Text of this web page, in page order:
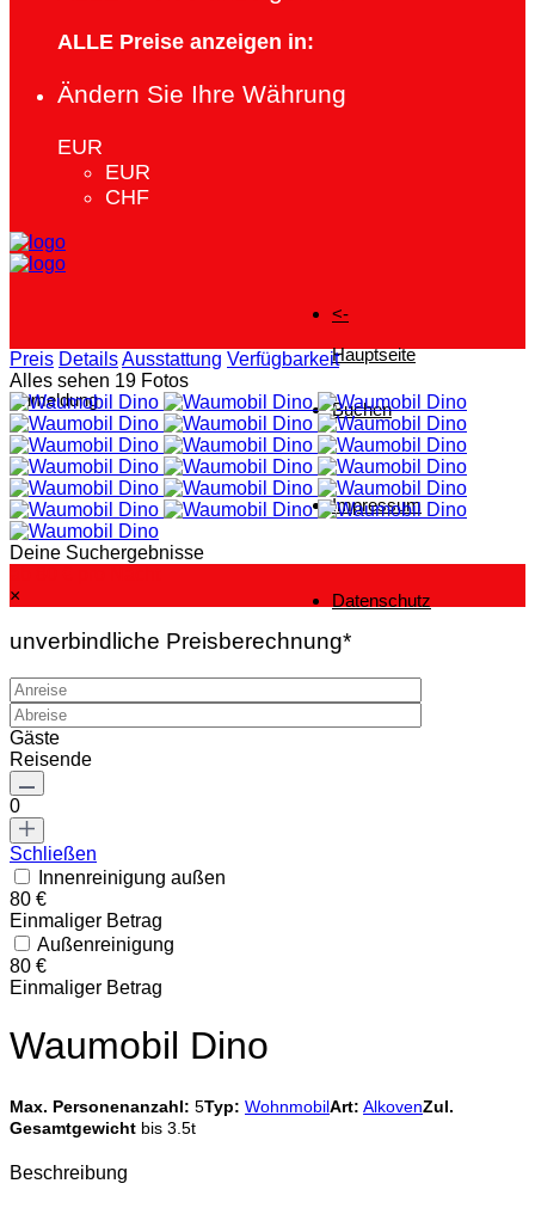
ALLE Preise anzeigen in:
Ändern Sie Ihre Währung
EUR
EUR
CHF
<-
Hauptseite
Buchen
Impressum
Datenschutz
Anmeldung
Preis DetailsAusstattung Verfügbarkeit
Alles sehen 19 Fotos
Deine Suchergebnisse
×
unverbindliche Preisberechnung*
Gäste
Reisende
0
Schließen
Innenreinigung außen
80 €
Einmaliger Betrag
Außenreinigung
80 €
Einmaliger Betrag
Waumobil Dino
Max. Personenanzahl: 5Typ: WohnmobilArt: AlkovenZul.
Gesamtgewicht bis 3.5t
Beschreibung